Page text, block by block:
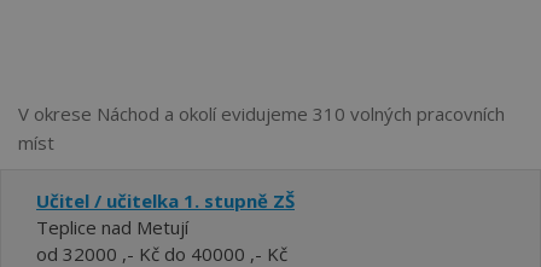
V okrese Náchod a okolí evidujeme 310 volných pracovních
míst
Učitel / učitelka 1. stupně ZŠ
Teplice nad Metují
od 32000 ,- Kč do 40000 ,- Kč